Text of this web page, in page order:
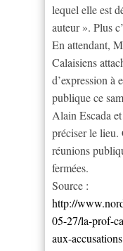
lequel elle est
auteur ». Plus
En attendant,
Calaisiens
d’expression à
publique ce
Alain Escada
préciser le lieu.
réunions
fermées.
Source :
http://
05-27/la-prof-
aux-accusations